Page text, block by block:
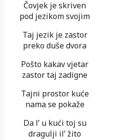
Čovjek je skriven
pod jezikom svojim
Taj jezik je zastor
preko duše dvora
Pošto kakav vjetar
zastor taj zadigne
Tajni prostor kuće
nama se pokaže
Da l’ u kući toj su
dragulji il’ žito